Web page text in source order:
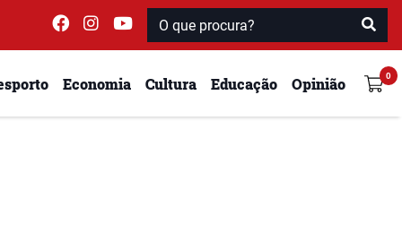
Economia Cultura Educação Opinião